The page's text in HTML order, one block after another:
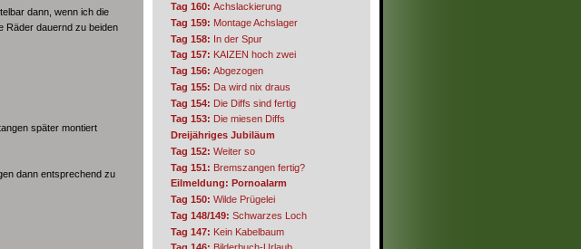
dann, wenn ich die
Räder dauernd zu beiden
später montiert
dann entsprechend zu
Tag 160: Achslackierung
Tag 159: Montage Achslager
Tag 158: In der Spur
Tag 157: KAIZEN hoch zwei
Tag 156: Abgezogen
Tag 155: Da wird nix draus
Tag 154: Die Diffs sind fertig
Tag 153: Die miesen Diffs
Dreijähriges Jubiläum
Tag 152: Weiter so
Tag 151: Bremszangen fertig?
Eilmeldung: Pornoalarm
Tag 150: Wilde Prügelei
Tag 148/149: Schwarzes Loch
Tag 147: Kein Kabelbaum